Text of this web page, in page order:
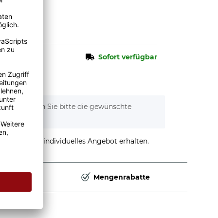
Sofort verfügbar
Wählen Sie bitte die gewünschte
stellen und individuelles Angebot erhalten.
Mengenrabatte